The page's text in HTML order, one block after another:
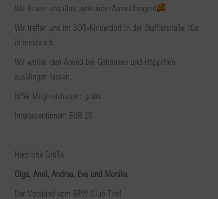
Wir freuen uns über zahlreiche Anmeldungen!
Wir treffen uns im SOS-Kinderdorf in der Stafflerstraße 10a
in Innsbruck.
Wir wollen den Abend bei Getränken und Häppchen
ausklingen lassen.
BPW Mitgliedsfrauen: gratis
Interessentinnen: EUR 20
Herzliche Grüße
Olga, Anni, Andrea, Eva und Monika
Der Vorstand vom BPW Club Tirol